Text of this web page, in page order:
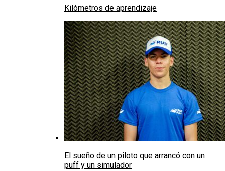
Kilómetros de aprendizaje
El sueño de un piloto que arrancó con un
puff y un simulador